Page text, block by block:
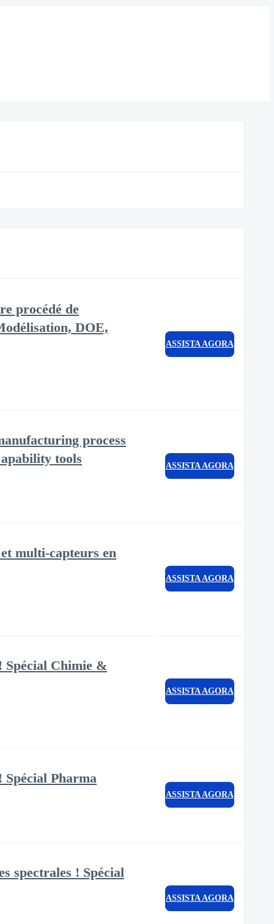
procédé de
DOE,
ASSISTA AGORA
process
tools
ASSISTA AGORA
multi-capteurs en
ASSISTA AGORA
Spécial Chimie &
ASSISTA AGORA
Spécial Pharma
ASSISTA AGORA
spectrales ! Spécial
ASSISTA AGORA